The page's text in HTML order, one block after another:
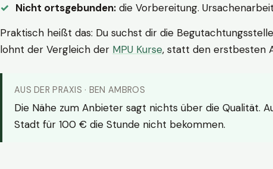
Nicht ortsgebunden: die Vorbereitung.
Praktisch heißt das: Du suchst dir die
lohnt der Vergleich der MPU Kurse, statt den erstbesten
AUS DER PRAXIS · BEN AMBROS
Die Nähe zum Anbieter sagt nichts über die Qualität.
Stadt für 100 € die Stunde nicht bekommen.